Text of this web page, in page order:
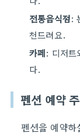
전통음식점:
천드려요.
카페: 디저트
다.
펜션 예약
펜션을 예약